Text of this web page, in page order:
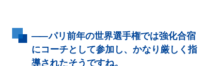
――パリ前年の世界選手権では強化合宿
にコーチとして参加し、かなり厳しく指
導されたそうですね。